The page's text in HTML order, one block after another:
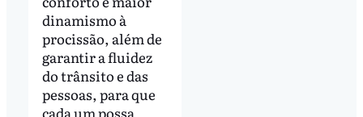
dinamismo à
procissão, além de
garantir a fluidez
do trânsito e das
pessoas, para que
cada um possa